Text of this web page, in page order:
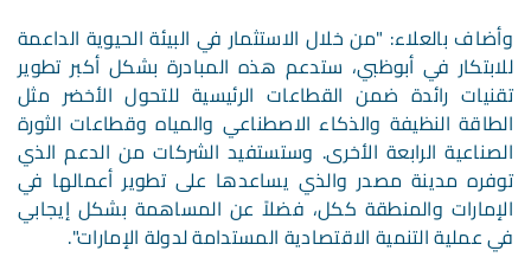
وأضاف بالعلاء: "من خلال الاستثمار في البيئة الحيوية الداعمة
للابتكار في أبوظبي، ستدعم هذه المبادرة بشكل أكبر تطوير
تقنيات رائدة ضمن القطاعات الرئيسية للتحول الأخضر مثل
الطاقة النظيفة والذكاء الاصطناعي والمياه وقطاعات الثورة
الصناعية الرابعة الأخرى. وستستفيد الشركات من الدعم الذي
توفره مدينة مصدر والذي يساعدها على تطوير أعمالها في
الإمارات والمنطقة ككل، فضلاً عن المساهمة بشكل إيجابي
في عملية التنمية الاقتصادية المستدامة لدولة الإمارات".